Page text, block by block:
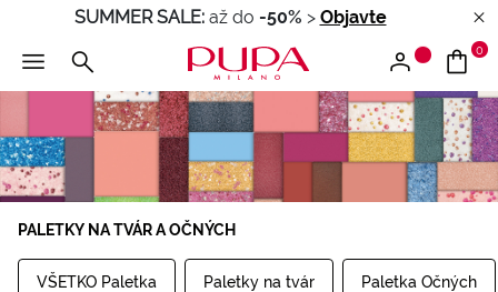
SUMMER SALE:až do -50% > Objavte
0
PALETKY NA TVÁR A OČNÝCH
VŠETKO Paletka Paletky na tvár Paletka Očných